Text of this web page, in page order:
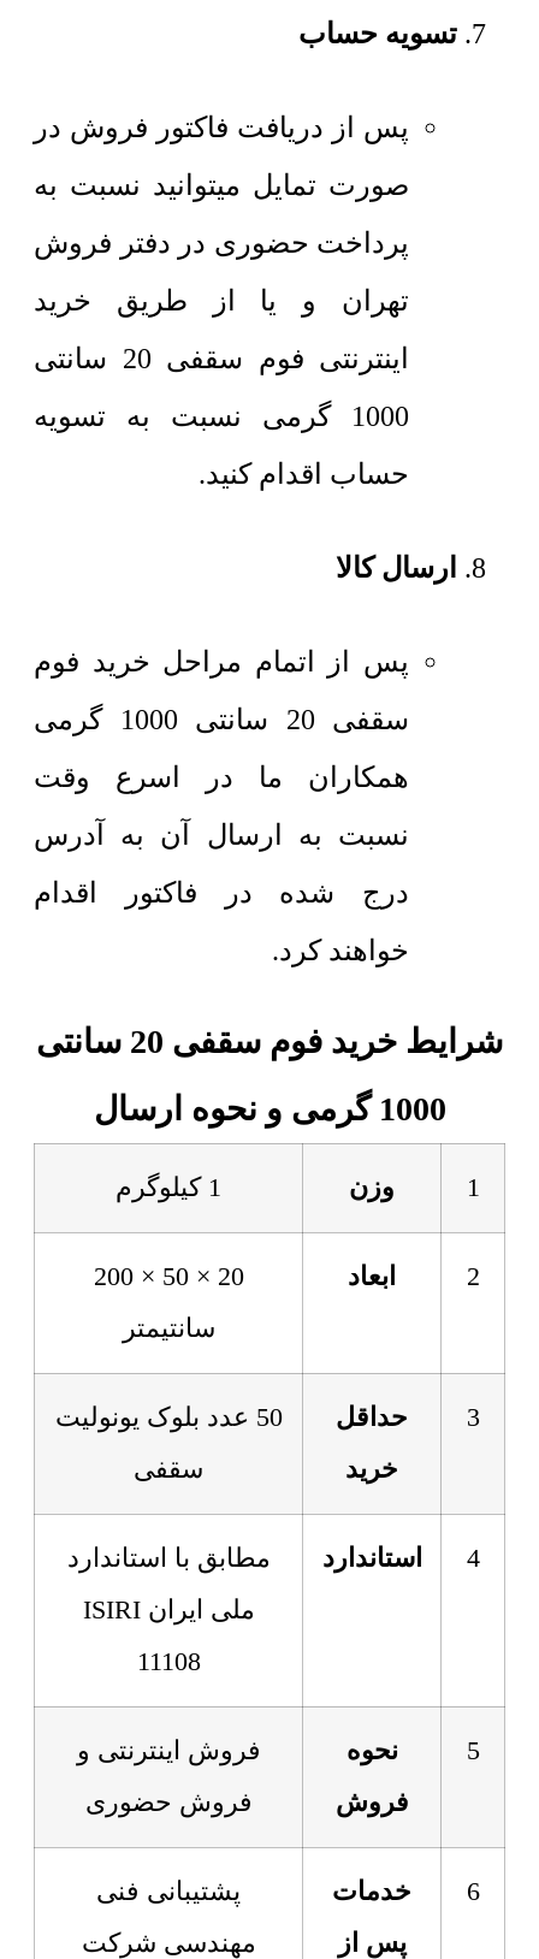
تسویه حساب
پس از دریافت فاکتور فروش در
صورت تمایل میتوانید نسبت به
پرداخت حضوری در دفتر فروش
تهران و یا از طریق خرید
اینترنتی فوم سقفی 20 سانتی
1000 گرمی نسبت به تسویه
حساب اقدام کنید.
ارسال کالا
پس از اتمام مراحل خرید فوم
سقفی 20 سانتی 1000 گرمی
همکاران ما در اسرع وقت
نسبت به ارسال آن به آدرس
درج شده در فاکتور اقدام
خواهند کرد.
شرایط خرید فوم سقفی 20 سانتی
1000 گرمی و نحوه ارسال
1 وزن 1 کیلوگرم
2 ابعاد
20 × 50 × 200
سانتیمتر
3
حداقل
خرید
50 عدد بلوک یونولیت
سقفی
4 استاندارد
مطابق با استاندارد
ملی ایران ISIRI
11108
5
نحوه
فروش
فروش اینترنتی و
فروش حضوری
6
خدمات
پس از
پشتیبانی فنی
مهندسی شرکت